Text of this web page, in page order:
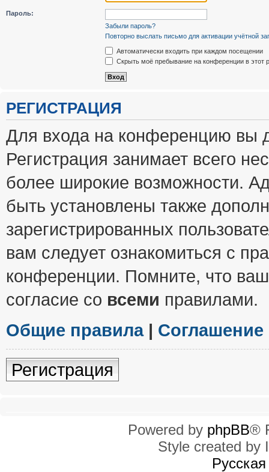
Пароль:
Забыли пароль?
Повторно выслать письмо для активации учётной
Автоматически входить при каждом посещении
Скрыть моё пребывание на конференции в этот
РЕГИСТРАЦИЯ
Для входа на конференцию вы
Регистрация занимает всего
более широкие возможности.
быть установлены также
зарегистрированных
вам следует ознакомиться с
конференции. Помните, что
согласие со всеми правилами.
Общие правила|
Регистрация
Powered by phpBB®
Style created by